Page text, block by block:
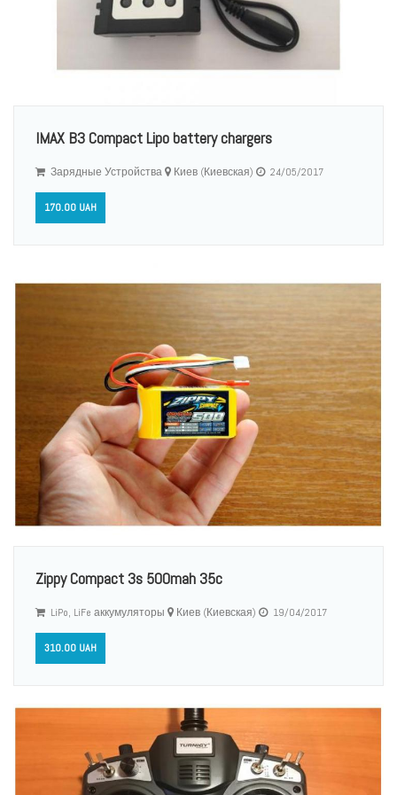
IMAX B3 Compact Lipo battery chargers
Зарядные Устройства Киев (Киевская) 24/05/2017
170.00 UAH
Zippy Compact 3s 500mah 35c
LiPo, LiFe аккумуляторы Киев (Киевская) 19/04/2017
310.00 UAH